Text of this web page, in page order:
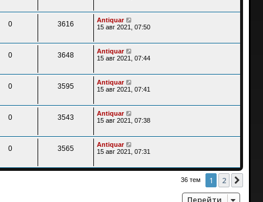
0 3616
Antiquar
15 авг 2021, 07:50
0 3648
Antiquar
15 авг 2021, 07:44
0 3595
Antiquar
15 авг 2021, 07:41
0 3543
Antiquar
15 авг 2021, 07:38
0 3565
Antiquar
15 авг 2021, 07:31
36 тем 1 2
Перейти